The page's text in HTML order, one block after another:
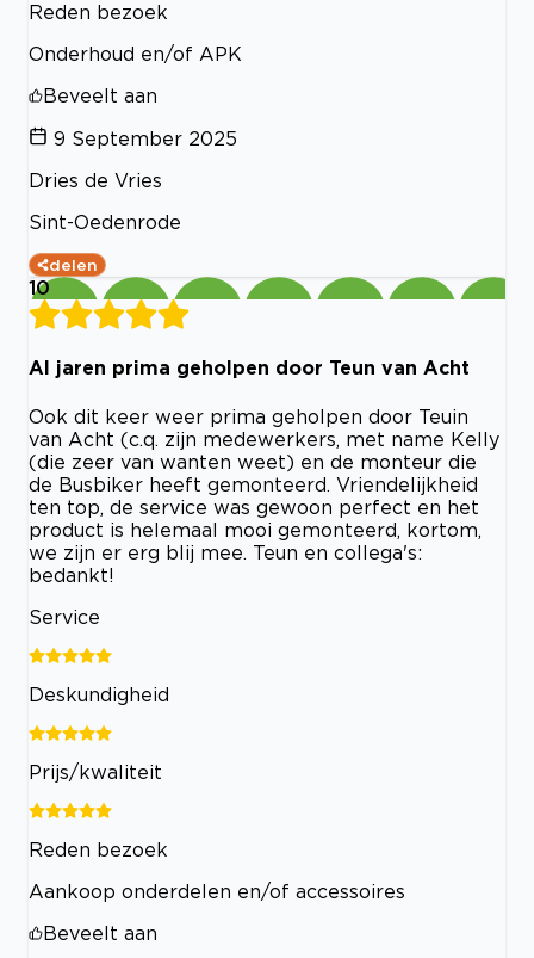
Reden bezoek
Onderhoud en/of APK
Beveelt aan
9 September 2025
Dries de Vries
Sint-Oedenrode
delen
10
Al jaren prima geholpen door Teun van Acht
Ook dit keer weer prima geholpen door Teuin
van Acht (c.q. zijn medewerkers, met name Kelly
(die zeer van wanten weet) en de monteur die
de Busbiker heeft gemonteerd. Vriendelijkheid
ten top, de service was gewoon perfect en het
product is helemaal mooi gemonteerd, kortom,
we zijn er erg blij mee. Teun en collega's:
bedankt!
Service
Deskundigheid
Prijs/kwaliteit
Reden bezoek
Aankoop onderdelen en/of accessoires
Beveelt aan